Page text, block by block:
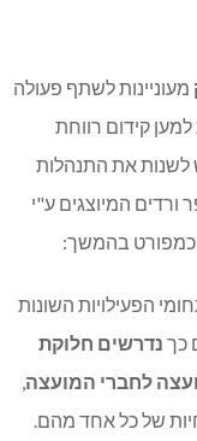
מעוניינות לשתף פעולה
קידום רווחת
לשנות את התנהלות
ורדים המיוצגים ע"י
כמפורט בהמשך:
הפעילויות השונות
כך נדרשים חלוקת
לחברי המועצה
של כל אחד מהם.